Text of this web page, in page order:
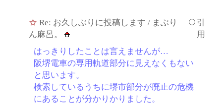
☆ Re: お久しぶりに投稿します / まぶり
ん麻呂。
引
用
はっきりしたことは言えませんが…
阪堺電車の専用軌道部分に見えなくもない
と思います。
検索しているうちに堺市部分が廃止の危機
にあることが分かりかりました。